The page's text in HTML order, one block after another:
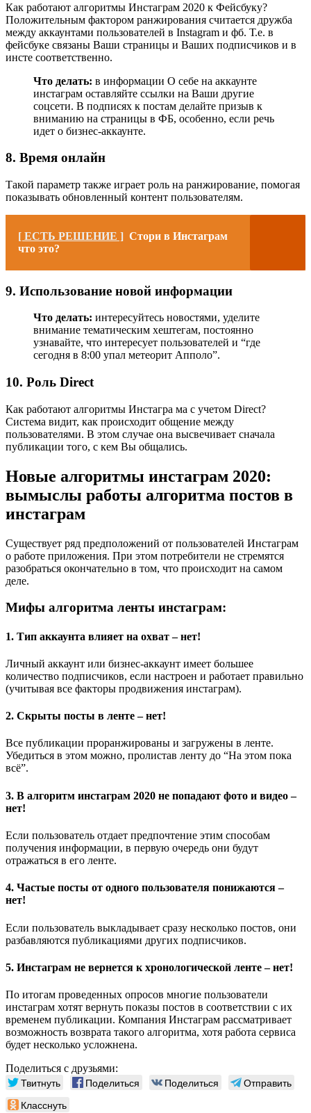
Как работают алгоритмы Инстаграм 2020 к Фейсбуку?
Положительным фактором ранжирования считается дружба
между аккаунтами пользователей в Instagram и фб. Т.е. в
фейсбуке связаны Ваши страницы и Ваших подписчиков и в
инсте соответственно.
Что делать: в информации О себе на аккаунте
инстаграм оставляйте ссылки на Ваши другие
соцсети. В подписях к постам делайте призыв к
вниманию на страницы в ФБ, особенно, если речь
идет о бизнес-аккаунте.
8. Время онлайн
Такой параметр также играет роль на ранжирование, помогая
показывать обновленный контент пользователям.
[ ЕСТЬ РЕШЕНИЕ ] Стори в Инстаграм
что это?
9. Использование новой информации
Что делать: интересуйтесь новостями, уделите
внимание тематическим хештегам, постоянно
узнавайте, что интересует пользователей и “где
сегодня в 8:00 упал метеорит Апполо”.
10. Роль Direct
Как работают алгоритмы Инстагра ма с учетом Direct?
Система видит, как происходит общение между
пользователями. В этом случае она высвечивает сначала
публикации того, с кем Вы общались.
Новые алгоритмы инстаграм 2020:
вымыслы работы алгоритма постов в
инстаграм
Существует ряд предположений от пользователей Инстаграм
о работе приложения. При этом потребители не стремятся
разобраться окончательно в том, что происходит на самом
деле.
Мифы алгоритма ленты инстаграм:
1. Тип аккаунта влияет на охват – нет!
Личный аккаунт или бизнес-аккаунт имеет большее
количество подписчиков, если настроен и работает правильно
(учитывая все факторы продвижения инстаграм).
2. Скрыты посты в ленте – нет!
Все публикации проранжированы и загружены в ленте.
Убедиться в этом можно, пролистав ленту до “На этом пока
всё”.
3. В алгоритм инстаграм 2020 не попадают фото и видео –
нет!
Если пользователь отдает предпочтение этим способам
получения информации, в первую очередь они будут
отражаться в его ленте.
4. Частые посты от одного пользователя понижаются –
нет!
Если пользователь выкладывает сразу несколько постов, они
разбавляются публикациями других подписчиков.
5. Инстаграм не вернется к хронологической ленте – нет!
По итогам проведенных опросов многие пользователи
инстаграм хотят вернуть показы постов в соответствии с их
временем публикации. Компания Инстаграм рассматривает
возможность возврата такого алгоритма, хотя работа сервиса
будет несколько усложнена.
Поделиться с друзьями:
Твитнуть Поделиться Поделиться
Отправить
Класснуть